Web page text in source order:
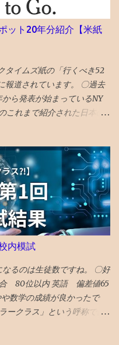
均偏差値の実例 67→70
67→67 67→67 67→67
データです。例年こんな感
で成績どうなるか」 へ
ット20年分紹介【米紙
タイムズ紙の「行くべき52
報道されています。 〇過去
ら発表が始まっているNY
これまで紹介された日本の
た時流を踏まえ、完全に破
運にも残された長崎を’粘り
開発 の完成、大徳寺の 大
ー富士男 のミルクセーキ、
園 、梅ヶ枝 焼餅 きく水
災害復興の観点を踏まえて
から復興した 首里城 の秋の
は、 琉球ランタンフェステ
全文読めるギフトリンク
NYタイムズHP 2025年に
口 であり地震豪雨災害から
山 がランクイン。 文化豊か
内模試
るのは生徒数ですね。 〇好
合 80位以内 英語 偏差値65
数学の成績が良かったで
ークラス」という呼称では